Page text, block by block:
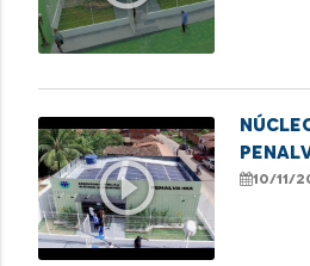
play_circle_outline 10/11/